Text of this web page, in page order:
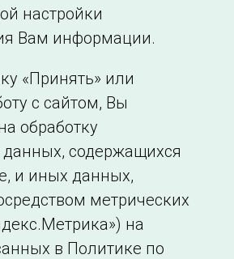
Филиалы и
представительства
Сведения об
образовательной
организации
настройки
Вам информации.
«Принять» или
с сайтом, Вы
обработку
содержащихся
и иных данных,
метрических
на
в Политике по